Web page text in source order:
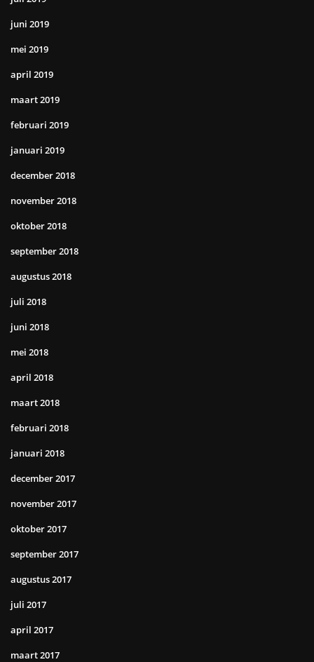
juni 2019
mei 2019
april 2019
maart 2019
februari 2019
januari 2019
december 2018
november 2018
oktober 2018
september 2018
augustus 2018
juli 2018
juni 2018
mei 2018
april 2018
maart 2018
februari 2018
januari 2018
december 2017
november 2017
oktober 2017
september 2017
augustus 2017
juli 2017
april 2017
maart 2017